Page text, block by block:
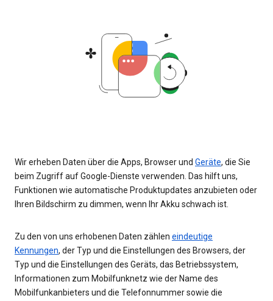
Wir erheben Daten über die Apps, Browser und Geräte, die Sie
beim Zugriff auf Google-Dienste verwenden. Das hilft uns,
Funktionen wie automatische Produktupdates anzubieten oder
Ihren Bildschirm zu dimmen, wenn Ihr Akku schwach ist.
Zu den von uns erhobenen Daten zählen eindeutige
Kennungen, der Typ und die Einstellungen des Browsers, der
Typ und die Einstellungen des Geräts, das Betriebssystem,
Informationen zum Mobilfunknetz wie der Name des
Mobilfunkanbieters und die Telefonnummer sowie die